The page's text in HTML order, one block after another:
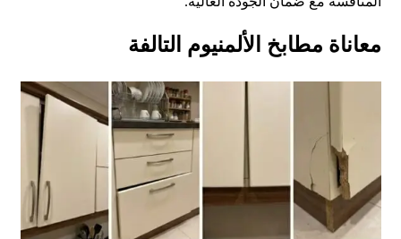
معاناة مطابخ الألمنيوم التالفة